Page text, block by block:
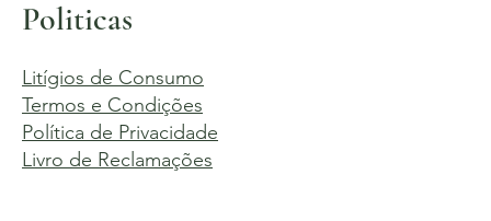
Politicas
Litígios de Consumo
Termos e Condições
Política de Privacidade
Livro de Reclamações